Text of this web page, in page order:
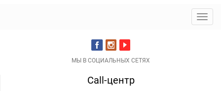
МЫ В СОЦИАЛЬНЫХ СЕТЯХ
Call-центр